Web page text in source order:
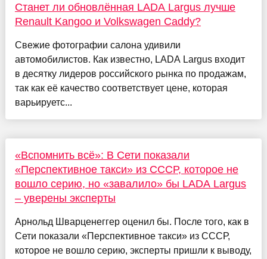
Станет ли обновлённая LADA Largus лучше
Renault Kangoo и Volkswagen Caddy?
Свежие фотографии салона удивили
автомобилистов. Как известно, LADA Largus входит
в десятку лидеров российского рынка по продажам,
так как её качество соответствует цене, которая
варьируетс...
«Вспомнить всё»: В Сети показали
«Перспективное такси» из СССР, которое не
вошло серию, но «завалило» бы LADA Largus
– уверены эксперты
Арнольд Шварценеггер оценил бы. После того, как в
Сети показали «Перспективное такси» из СССР,
которое не вошло серию, эксперты пришли к выводу,